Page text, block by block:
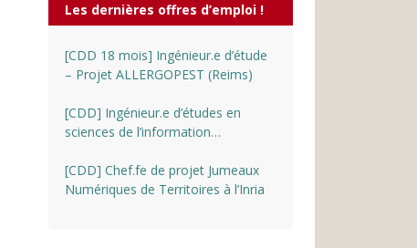
Les dernières offres d’emploi !
[CDD 18 mois] Ingénieur.e d’étude
– Projet ALLERGOPEST (Reims)
[CDD] Ingénieur.e d’études en
sciences de l’information
[CDD] Chef.fe de projet Jumeaux
Numériques de Territoires à l’Inria